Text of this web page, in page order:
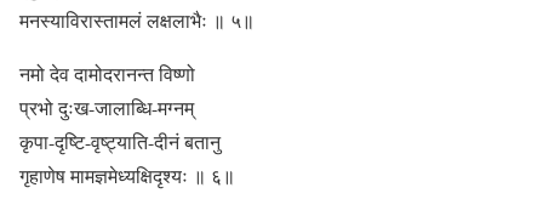
मनस्याविरास्तामलं लक्षलाभैः ॥ ५॥
नमो देव दामोदरानन्त विष्णो
प्रभो दुःख-जालाब्धि-मग्नम्
कृपा-दृष्टि-वृष्ट्याति-दीनं बतानु
गृहाणेष मामज्ञमेध्यक्षिदृश्यः ॥ ६॥